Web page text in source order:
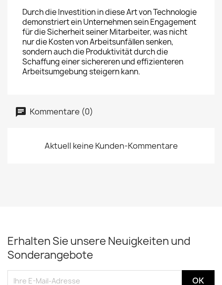
Durch die Investition in diese Art von Technologie
demonstriert ein Unternehmen sein Engagement
für die Sicherheit seiner Mitarbeiter, was nicht
nur die Kosten von Arbeitsunfällen senken,
sondern auch die Produktivität durch die
Schaffung einer sichereren und effizienteren
Arbeitsumgebung steigern kann.
Kommentare (0)
Aktuell keine Kunden-Kommentare
Erhalten Sie unsere Neuigkeiten und
Sonderangebote